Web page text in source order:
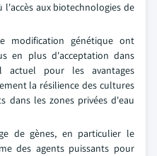
aux biotechnologies de
modification génétique ont
en plus d'acceptation dans
actuel pour les avantages
la résilience des cultures
dans les zones privées d'eau
de gènes, en particulier le
des agents puissants pour